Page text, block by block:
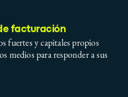
facturación
fuertes y capitales propios
medios para responder a sus